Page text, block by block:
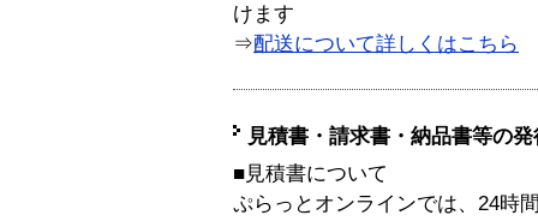
けます
⇒配送について詳しくはこちら
見積書・請求書・納品書等の
■見積書について
ぷらっとオンラインでは、24時